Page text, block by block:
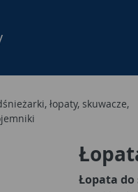
Menu
łopaty, skuwacze,
Łopata do